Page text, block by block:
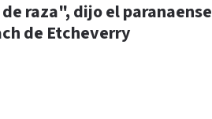
raza", dijo el paranaense
de Etcheverry